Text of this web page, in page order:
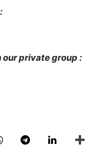
our private group :